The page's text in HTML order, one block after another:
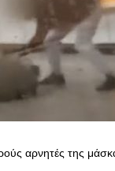
αρνητές της